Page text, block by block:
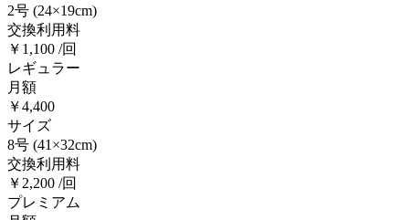
2号 (24×19cm)
交換利用料
￥1,100 /回
レギュラー
月額
￥4,400
サイズ
8号 (41×32cm)
交換利用料
￥2,200 /回
プレミアム